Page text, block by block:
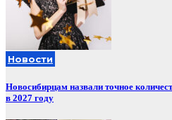
Новости
Новосибирцам назвали точное
в 2027 году